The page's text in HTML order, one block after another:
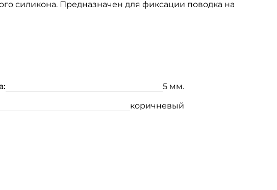
силикона. Предназначен для фиксации поводка на
5 мм.
коричневый